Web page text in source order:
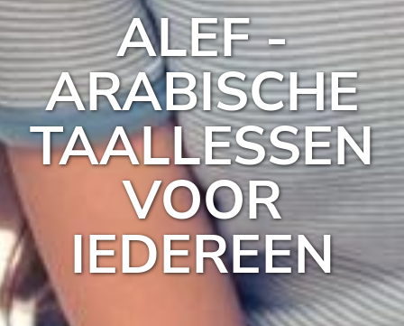
ALEF -
ARABISCHE
TAALLESSEN
VOOR
IEDEREEN